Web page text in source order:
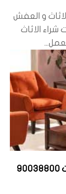
و العفش
الاثاث